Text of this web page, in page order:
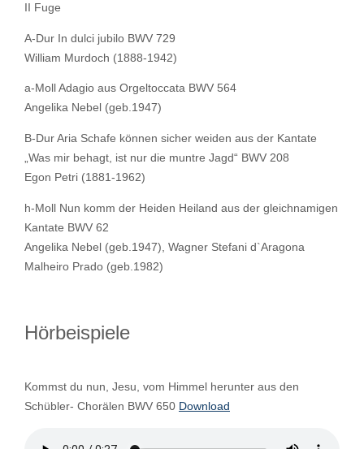
II Fuge
A-Dur In dulci jubilo BWV 729
William Murdoch (1888-1942)
a-Moll Adagio aus Orgeltoccata BWV 564
Angelika Nebel (geb.1947)
B-Dur Aria Schafe können sicher weiden aus der Kantate
„Was mir behagt, ist nur die muntre Jagd“ BWV 208
Egon Petri (1881-1962)
h-Moll Nun komm der Heiden Heiland aus der gleichnamigen
Kantate BWV 62
Angelika Nebel (geb.1947), Wagner Stefani d`Aragona
Malheiro Prado (geb.1982)
Hörbeispiele
Kommst du nun, Jesu, vom Himmel herunter aus den
Schübler- Chorälen BWV 650 Download